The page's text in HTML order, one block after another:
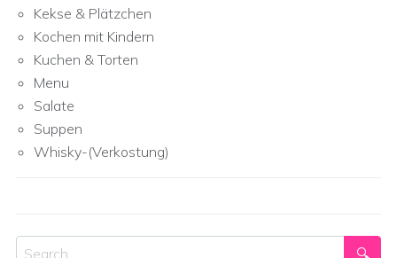
Kekse & Plätzchen
Kochen mit Kindern
Kuchen & Torten
Menu
Salate
Suppen
Whisky-(Verkostung)
Search